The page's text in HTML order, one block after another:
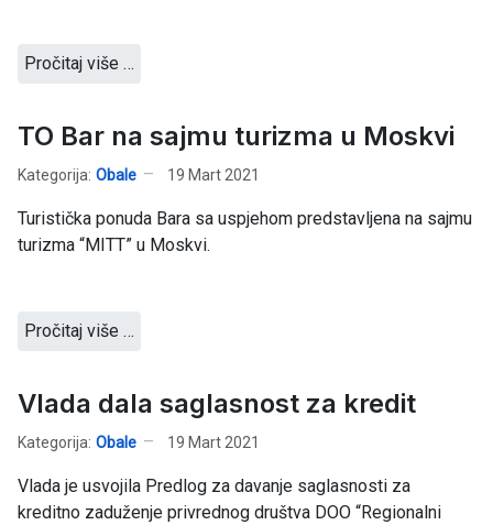
Pročitaj više …
TO Bar na sajmu turizma u Moskvi
Kategorija: Obale 19 Mart 2021
Turistička ponuda Bara sa uspjehom predstavljena na sajmu
turizma “MITT” u Moskvi.
Pročitaj više …
Vlada dala saglasnost za kredit
Kategorija: Obale 19 Mart 2021
Vlada je usvojila Predlog za davanje saglasnosti za
kreditno zaduženje privrednog društva DOO “Regionalni